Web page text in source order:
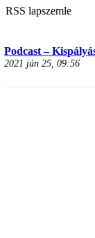
RSS lapszemle
Podcast –
2021 jún 25, 09:56